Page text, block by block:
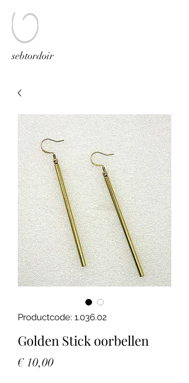
sebtordoir
Productcode: 1.036.02
Golden Stick oorbellen
€ 10,00Prijs